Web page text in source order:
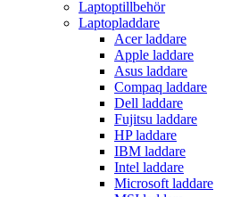
Laptoptillbehör
Laptopladdare
Acer laddare
Apple laddare
Asus laddare
Compaq laddare
Dell laddare
Fujitsu laddare
HP laddare
IBM laddare
Intel laddare
Microsoft laddare